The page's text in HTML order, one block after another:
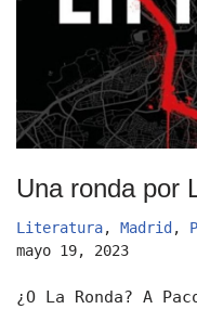
Una ronda por
Literatura, Madrid ,
mayo 19, 2023
¿O La Ronda? A